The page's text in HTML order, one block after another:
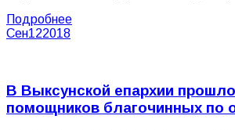
Подробнее
Сен122018
В Выксунской епархии
помощников благочинных по